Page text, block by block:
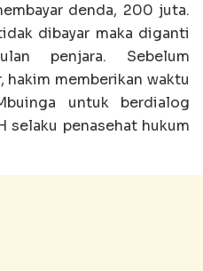
denda, 200 juta.
dibayar maka diganti
penjara. Sebelum
hakim memberikan waktu
untuk berdialog
selaku penasehat hukum